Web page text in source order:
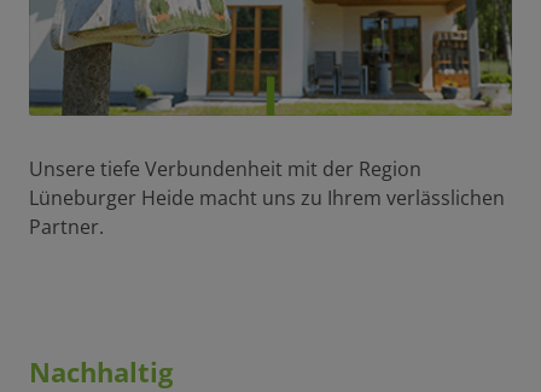
Unsere tiefe Verbundenheit mit der Region
Lüneburger Heide macht uns zu Ihrem verlässlichen
Partner.
Nachhaltig